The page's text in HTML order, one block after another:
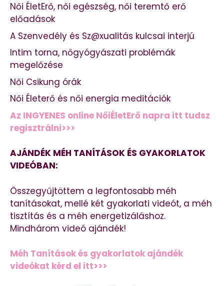
Női ÉletErő, női egészség, női teremtő erő
előadások
A Szenvedély és Sz@xualitás kulcsai interjú
Intim torna, nőgyógyászati problémák
megelőzése
Női Csikung órák
Női Életerő és női energia meditációk
Az INGYENES online NőiÉletErő napra itt tudsz
regisztrálni>>>
AJÁNDÉK MÉH TANÍTÁSOK ÉS GYAKORLATOK
VIDEÓBAN:
Összegyűjtöttem a legfontosabb méh
tanításokat, mellé két gyakorlati videót, a méh
tisztítás és a méh energetizáláshoz.
Mindhárom videó ajándék!
Méh Tanítások és gyakorlatok ajándék
videókat kérd el itt>>>